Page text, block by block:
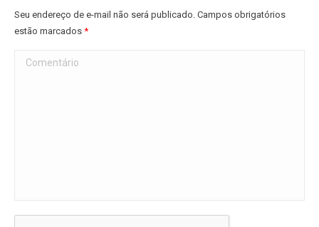
Seu endereço de e-mail não será publicado. Campos obrigatórios
estão marcados *
Comentário